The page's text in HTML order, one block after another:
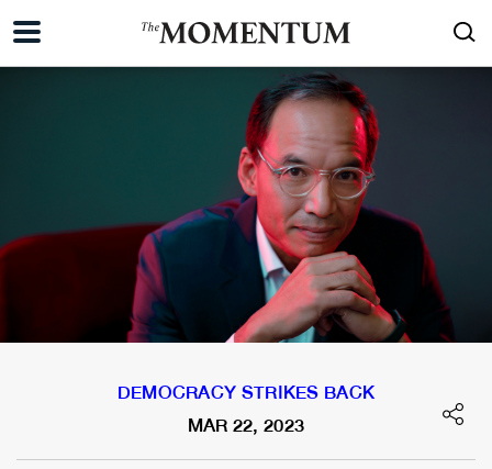
DEMOCRACY STRIKES BACK
MAR 22, 2023